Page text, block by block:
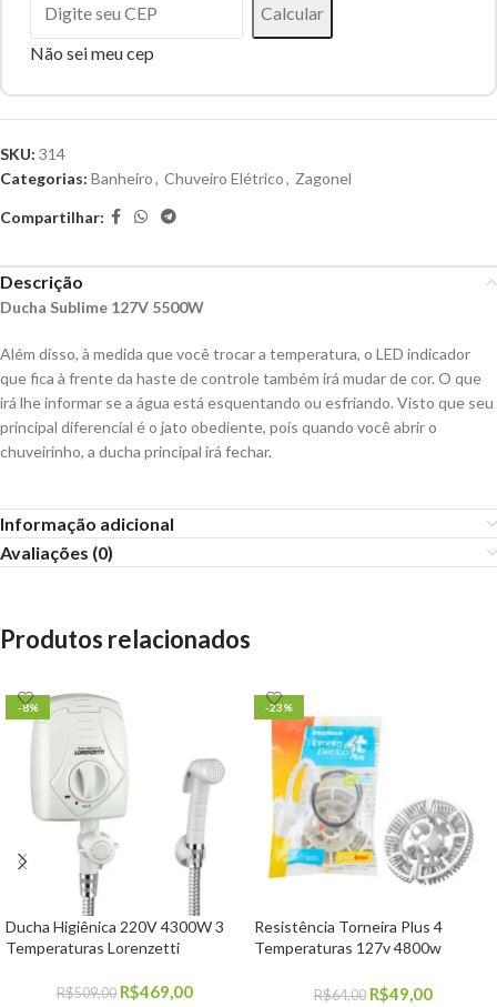
Calcular
Não sei meu cep
SKU: 314
Categorias: Banheiro, Chuveiro Elétrico, Zagonel
Compartilhar:
Descrição
Ducha Sublime 127V 5500W
Além disso, à medida que você trocar a temperatura, o LED indicador
que fica à frente da haste de controle também irá mudar de cor. O que
irá lhe informar se a água está esquentando ou esfriando. Visto que seu
principal diferencial é o jato obediente, pois quando você abrir o
chuveirinho, a ducha principal irá fechar.
Informação adicional
Avaliações (0)
Produtos relacionados
-8%
Ducha Higiênica 220V 4300W 3
Temperaturas Lorenzetti
R$509,00 R$469,00
-23%
Resistência Torneira Plus 4
Temperaturas 127v 4800w
R$64,00 R$49,00